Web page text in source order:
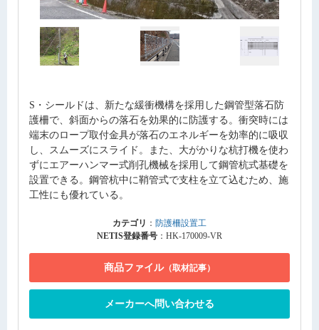
S・シールドは、新たな緩衝機構を採用した鋼管型落石防
護柵で、斜面からの落石を効果的に防護する。衝突時には
端末のロープ取付金具が落石のエネルギーを効率的に吸収
し、スムーズにスライド。また、大がかりな杭打機を使わ
ずにエアーハンマー式削孔機械を採用して鋼管杭式基礎を
設置できる。鋼管杭中に鞘管式で支柱を立て込むため、施
工性にも優れている。
カテゴリ ： 防護柵設置工
NETIS登録番号 ：HK-170009-VR
商品ファイル（取材記事）
メーカーへ問い合わせる